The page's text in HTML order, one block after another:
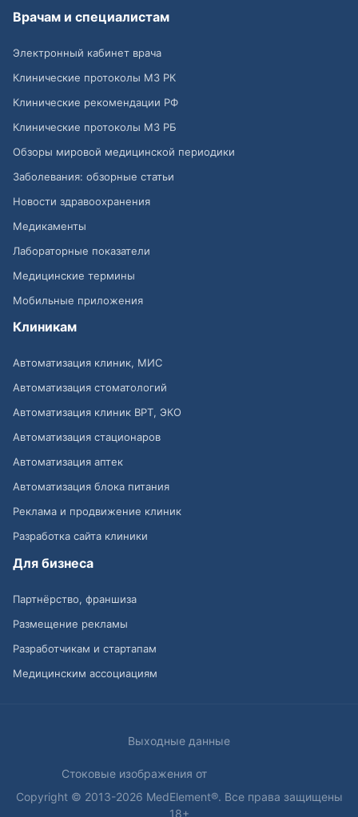
Врачам и специалистам
Электронный кабинет врача
Клинические протоколы МЗ РК
Клинические рекомендации РФ
Клинические протоколы МЗ РБ
Обзоры мировой медицинской периодики
Заболевания: обзорные статьи
Новости здравоохранения
Медикаменты
Лабораторные показатели
Медицинские термины
Мобильные приложения
Клиникам
Автоматизация клиник, МИС
Автоматизация стоматологий
Автоматизация клиник ВРТ, ЭКО
Автоматизация стационаров
Автоматизация аптек
Автоматизация блока питания
Реклама и продвижение клиник
Разработка сайта клиники
Для бизнеса
Партнёрство, франшиза
Размещение рекламы
Разработчикам и стартапам
Медицинским ассоциациям
Выходные данные
Стоковые изображения от
Copyright © 2013-2026 MedElement®. Все права защищены
18+